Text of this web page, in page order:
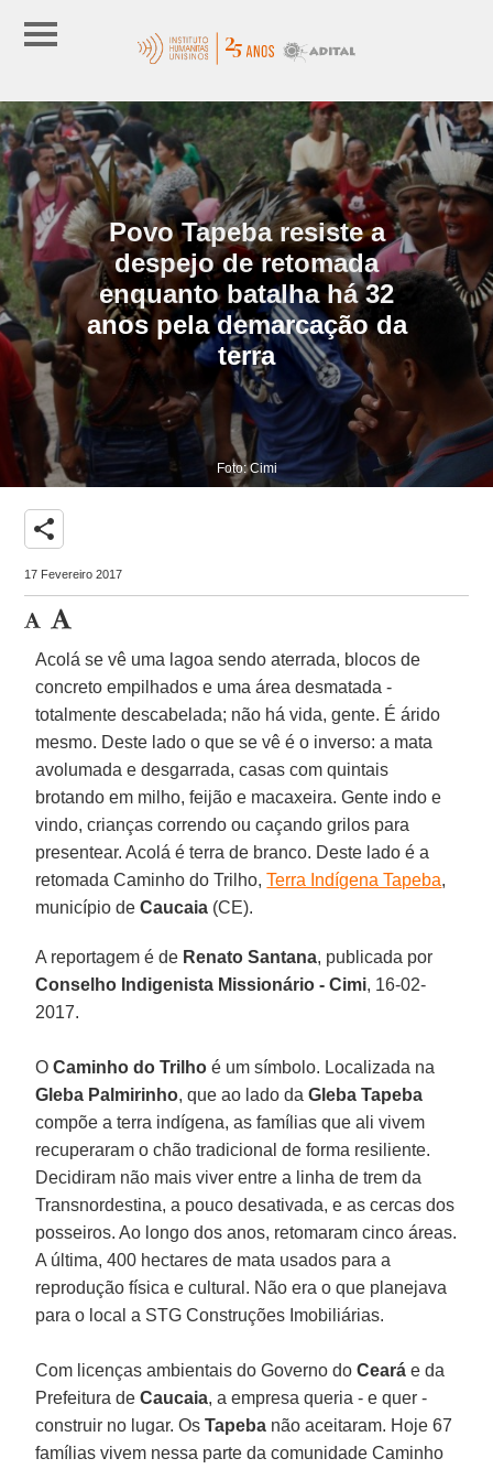
Povo Tapeba resiste a
despejo de retomada
enquanto batalha há 32
anos pela demarcação da
terra
Foto: Cimi
share
17 Fevereiro 2017
Acolá se vê uma lagoa sendo aterrada, blocos de
concreto empilhados e uma área desmatada -
totalmente descabelada; não há vida, gente. É árido
mesmo. Deste lado o que se vê é o inverso: a mata
avolumada e desgarrada, casas com quintais
brotando em milho, feijão e macaxeira. Gente indo e
vindo, crianças correndo ou caçando grilos para
presentear. Acolá é terra de branco. Deste lado é a
retomada Caminho do Trilho,Terra Indígena Tapeba,
município deCaucaia (CE).
A reportagem é de Renato Santana, publicada por
Conselho Indigenista Missionário - Cimi, 16-02-
2017.
OCaminho do Trilho é um símbolo. Localizada na
Gleba Palmirinho, que ao lado daGleba Tapeba
compõe a terra indígena, as famílias que ali vivem
recuperaram o chão tradicional de forma resiliente.
Decidiram não mais viver entre a linha de trem da
Transnordestina, a pouco desativada, e as cercas dos
posseiros. Ao longo dos anos, retomaram cinco áreas.
A última, 400 hectares de mata usados para a
reprodução física e cultural. Não era o que planejava
para o local a STG Construções Imobiliárias.
Com licenças ambientais do Governo doCeará e da
Prefeitura deCaucaia, a empresa queria - e quer -
construir no lugar. OsTapeba não aceitaram. Hoje 67
famílias vivem nessa parte da comunidade Caminho